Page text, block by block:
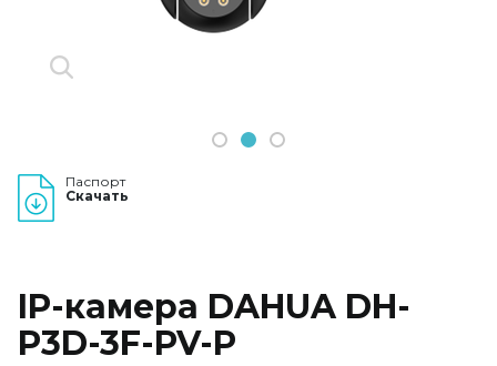
1 2 3
Паспорт
Скачать
IP-камера DAHUA DH-
P3D-3F-PV-P